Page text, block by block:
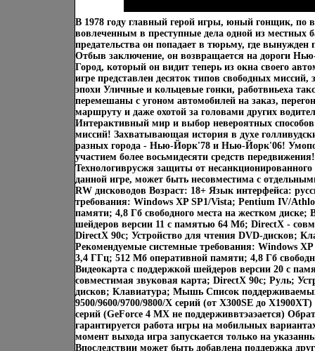
В 1978 году главный герой игры, юный гонщик, по
вовлеченным в преступные дела одной из местных
предательства он попадает в тюрьму, где вынужден
Отбыв заключение, он возвращается на дороги
Город, который он видит теперь из окна своего
игре представлен десяток типов свободных
эпохи Уличные и кольцевые гонки, работвиьеха
перемешаны с угоном автомобилей на заказ,
маршруту и даже охотой за головами других
Интерактивный мир и выбор невероятных
миссий! Захватывающая история в духе
разных города - Нью-Йорк'78 и Нью-Йорк'06!
участием более восьмидесяти средств
Технологиврусжя защиты от
данной игре, может быть несовместима с
RW дисководов Возраст: 18+ Язык интерфейса:
требования: Windows XP SP1/Vista; Pentium IV/
памяти; 4,8 Гб свободного места на жестком диске;
шейдеров версии 11 с памятью 64 Мб; DirectX -
DirectX 90c; Устройство для чтения DVD-дисков;
Рекомендуемые системные требования: Windows
3,4 ГГц; 512 Мб оперативной памяти; 4,8 Гб
Видеокарта с поддержкой шейдеров версии 20 с
совместимая звуковая карта; DirectX 90c; Руль;
дисков; Клавиатура; Мышь Список
9500/9600/9700/9800/X серий (от X300SE до
серий (GeForce 4 MX не поддерживвтэаэается)
гарантируется работа игры на мобильных
момент выхода игра запускается только на
Впоследствии может быть добавлена поддержка